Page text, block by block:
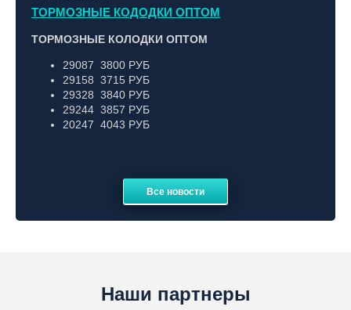
ТОРМОЗНЫЕ КОДОДКИ ОПТОМ
ТОРМОЗНЫЕ КОЛОДКИ ОПТОМ
29087 3800 РУБ
29158 3715 РУБ
29328 3840 РУБ
29244 3857 РУБ
20247 4043 РУБ
Все новости
Наши партнеры